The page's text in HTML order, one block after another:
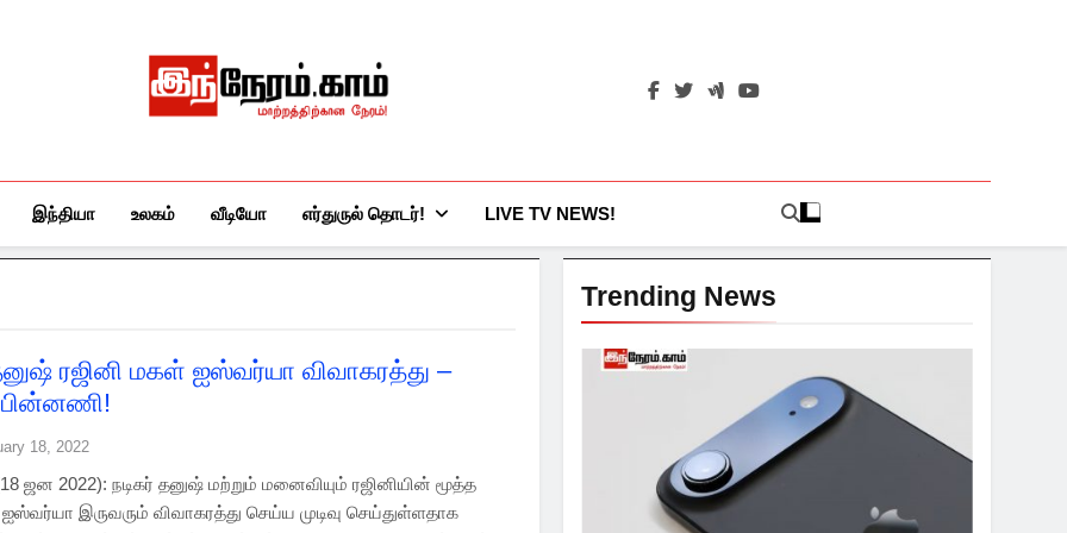
இந்நேரம்.காம்
இந்தியா உலகம் வீடியோ எர்துருல் தொடர்! LIVE TV NEWS!
ரஜினி மகள் ஐஸ்வர்யா விவாகரத்து –
பின்னணி!
18, 2022
ஜன 2022): நடிகர் தனுஷ் மற்றும் மனைவியும் ரஜினியின் மூத்த
இருவரும் விவாகரத்து செய்ய முடிவு செய்துள்ளதாக
Trending News